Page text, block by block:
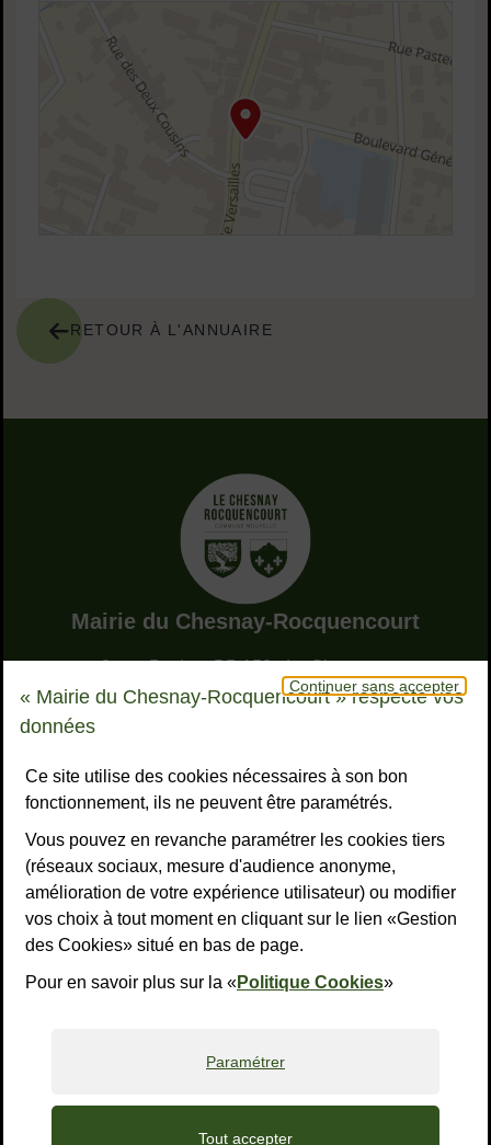
Continuer sans accepter
« Mairie du Chesnay-Rocquencourt » respecte vos
données
Ce site utilise des cookies nécessaires à son bon
fonctionnement, ils ne peuvent être paramétrés.
Vous pouvez en revanche paramétrer les cookies tiers
(réseaux sociaux, mesure d'audience anonyme,
amélioration de votre expérience utilisateur) ou modifier
vos choix à tout moment en cliquant sur le lien «Gestion
des Cookies» situé en bas de page.
Pour en savoir plus sur la «Politique Cookies»
Paramétrer
Tout accepter
48.82026056696789,2.126962937619623
RETOUR À L'ANNUAIRE
Adresse dans le pied de page
Mairie du Chesnay-Rocquencourt
9, rue Pottier - BP 150 - Le Chesnay
78155 Le Chesnay-Rocquencourt cedex
NOUS CONTACTER
S’ABONNER À LA LETTRE D’INFO
Liens réseaux sociaux
Facebook
Instagram
YouTube
Liens bas de page
Mentions légalesAccessibilité : non conforme
Politiques de confidentialitéGestion des cookies